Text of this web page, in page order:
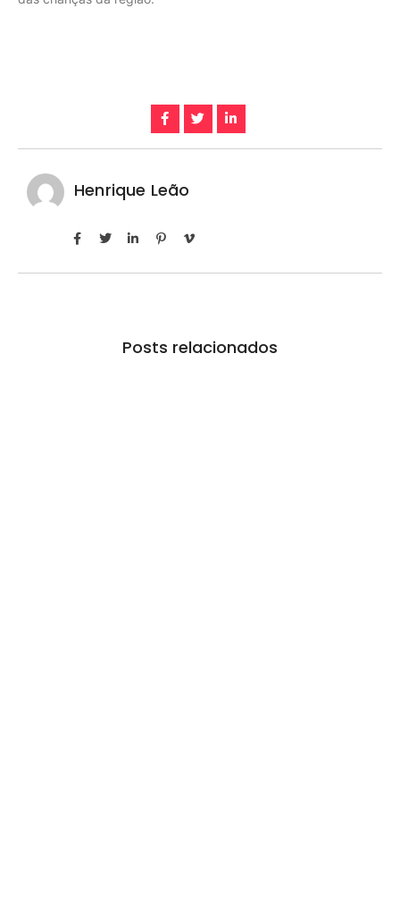
Henrique Leão
Posts relacionados